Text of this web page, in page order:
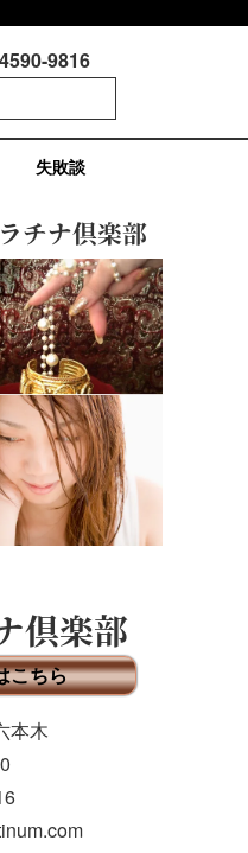
9816
失敗談
チナ倶楽部
倶楽部
こちら
本木